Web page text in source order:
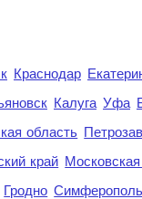
Краснодар
Калуга Уфа
область
край
Гродно Симферополь